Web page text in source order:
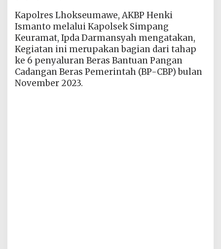
Kapolres Lhokseumawe, AKBP Henki
Ismanto melalui Kapolsek Simpang
Keuramat, Ipda Darmansyah mengatakan,
Kegiatan ini merupakan bagian dari tahap
ke 6 penyaluran Beras Bantuan Pangan
Cadangan Beras Pemerintah (BP-CBP) bulan
November 2023.